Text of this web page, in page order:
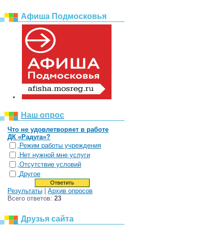
Афиша Подмосковья
Наш опрос
Что не удовлетворяет в работе
ДК «Радуга»?
Режим работы учреждения
Нет нужной мне услуги
Отсутствие условий
Другое
Результаты
Архив опросов
Всего ответов: 23
Друзья сайта